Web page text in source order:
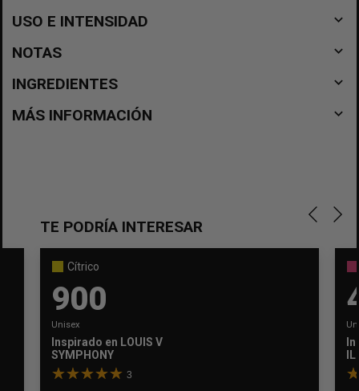
USO E INTENSIDAD navigate_before
NOTAS navigate_before
INGREDIENTES navigate_before
MÁS INFORMACIÓN navigate_before
TE PODRÍA INTERESAR
Cítrico
900
Unisex
Inspirado en LOUIS VUITTON
SYMPHONY
3